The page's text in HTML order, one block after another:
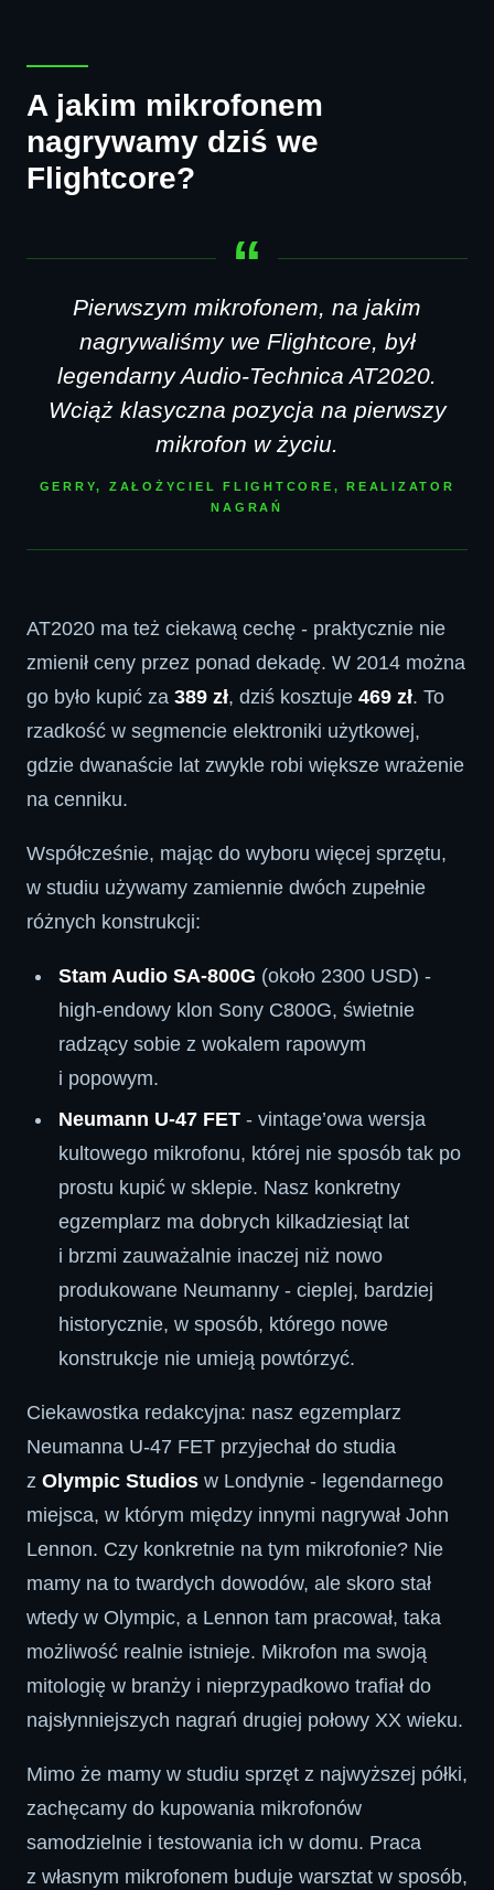
A jakim mikrofonem
nagrywamy dziś we
Flightcore?
Pierwszym mikrofonem, na jakim
nagrywaliśmy we Flightcore, był
legendarny Audio-Technica AT2020.
Wciąż klasyczna pozycja na pierwszy
mikrofon w życiu.
GERRY, ZAŁOŻYCIEL FLIGHTCORE, REALIZATOR
NAGRAŃ
AT2020 ma też ciekawą cechę - praktycznie nie
zmienił ceny przez ponad dekadę. W 2014 można
go było kupić za 389 zł, dziś kosztuje 469 zł. To
rzadkość w segmencie elektroniki użytkowej,
gdzie dwanaście lat zwykle robi większe wrażenie
na cenniku.
Współcześnie, mając do wyboru więcej sprzętu,
w studiu używamy zamiennie dwóch zupełnie
różnych konstrukcji:
Stam Audio SA-800G (około 2300 USD) -
high-endowy klon Sony C800G, świetnie
radzący sobie z wokalem rapowym
i popowym.
Neumann U-47 FET - vintage’owa wersja
kultowego mikrofonu, której nie sposób tak po
prostu kupić w sklepie. Nasz konkretny
egzemplarz ma dobrych kilkadziesiąt lat
i brzmi zauważalnie inaczej niż nowo
produkowane Neumanny - cieplej, bardziej
historycznie, w sposób, którego nowe
konstrukcje nie umieją powtórzyć.
Ciekawostka redakcyjna: nasz egzemplarz
Neumanna U-47 FET przyjechał do studia
z Olympic Studios w Londynie - legendarnego
miejsca, w którym między innymi nagrywał John
Lennon. Czy konkretnie na tym mikrofonie? Nie
mamy na to twardych dowodów, ale skoro stał
wtedy w Olympic, a Lennon tam pracował, taka
możliwość realnie istnieje. Mikrofon ma swoją
mitologię w branży i nieprzypadkowo trafiał do
najsłynniejszych nagrań drugiej połowy XX wieku.
Mimo że mamy w studiu sprzęt z najwyższej półki,
zachęcamy do kupowania mikrofonów
samodzielnie i testowania ich w domu. Praca
z własnym mikrofonem buduje warsztat w sposób,